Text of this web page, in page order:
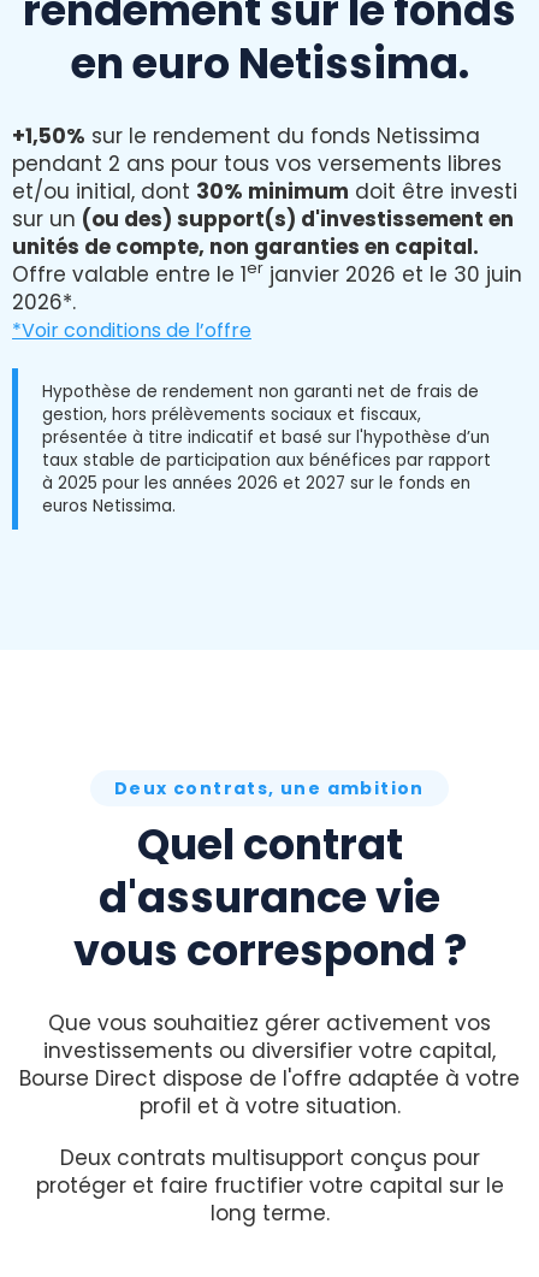
en euro Netissima.
+1,50% sur le rendement du fonds Netissima
pendant 2 ans pour tous vos versements libres
et/ou initial, dont 30% minimum doit être investi
sur un (ou des) support(s) d'investissement en
unités de compte, non garanties en capital.
Offre valable entre le 1er janvier 2026 et le 30 juin
2026*.
*Voir conditions de l’offre
Hypothèse de rendement non garanti net de frais de
gestion, hors prélèvements sociaux et fiscaux,
présentée à titre indicatif et basé sur l'hypothèse d’un
taux stable de participation aux bénéfices par rapport
à 2025 pour les années 2026 et 2027 sur le fonds en
euros Netissima.
Deux contrats, une ambition
Quel contrat
d'assurance vie
vous correspond ?
Que vous souhaitiez gérer activement vos
investissements ou diversifier votre capital,
Bourse Direct dispose de l'offre adaptée à votre
profil et à votre situation.
Deux contrats multisupport conçus pour
protéger et faire fructifier votre capital sur le
long terme.